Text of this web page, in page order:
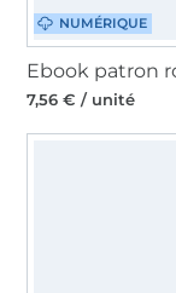
NUMÉRIQUE
7,56 € / unité